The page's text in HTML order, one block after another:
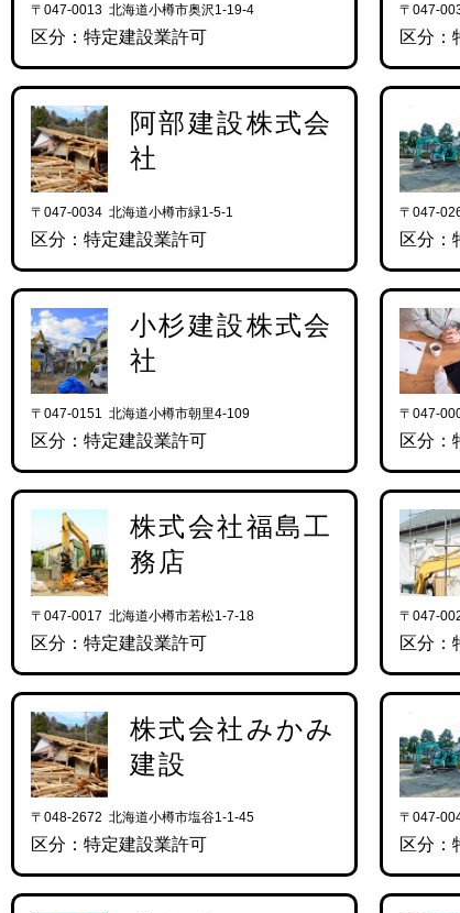
〒047-0013 北海道小樽市奥沢1-19-4
区分：特定建設業許可
〒047-
区分：
阿部建設株式会
社
〒047-0034 北海道小樽市緑1-5-1
区分：特定建設業許可
〒047-
区分：
小杉建設株式会
社
〒047-0151 北海道小樽市朝里4-109
区分：特定建設業許可
〒047-
区分：
株式会社福島工
務店
〒047-0017 北海道小樽市若松1-7-18
区分：特定建設業許可
〒047-
区分：
株式会社みかみ
建設
〒048-2672 北海道小樽市塩谷1-1-45
区分：特定建設業許可
〒047-
区分：